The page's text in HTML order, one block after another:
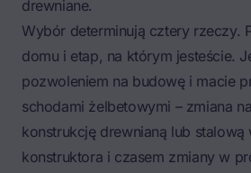
drewniane.
Wybór determinują cztery rzeczy.
domu i etap, na którym jesteście.
pozwoleniem na budowę i macie
schodami żelbetowymi – zmiana na
konstrukcję drewnianą lub stalową
konstruktora i czasem zmiany w